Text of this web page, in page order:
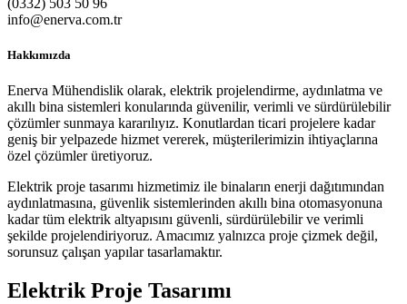
(0332) 503 50 96
info@enerva.com.tr
Hakkımızda
Enerva Mühendislik olarak, elektrik projelendirme, aydınlatma ve
akıllı bina sistemleri konularında güvenilir, verimli ve sürdürülebilir
çözümler sunmaya kararılıyız. Konutlardan ticari projelere kadar
geniş bir yelpazede hizmet vererek, müşterilerimizin ihtiyaçlarına
özel çözümler üretiyoruz.
Elektrik proje tasarımı hizmetimiz ile binaların enerji dağıtımından
aydınlatmasına, güvenlik sistemlerinden akıllı bina otomasyonuna
kadar tüm elektrik altyapısını güvenli, sürdürülebilir ve verimli
şekilde projelendiriyoruz. Amacımız yalnızca proje çizmek değil,
sorunsuz çalışan yapılar tasarlamaktır.
Elektrik Proje Tasarımı